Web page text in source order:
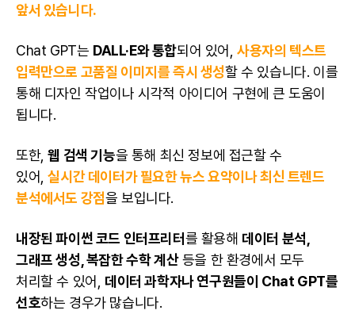
앞서 있습니다.
Chat GPT는 DALL·E와 통합되어 있어,사용자의 텍스트
입력만으로 고품질 이미지를 즉시 생성할 수 있습니다. 이를
통해 디자인 작업이나 시각적 아이디어 구현에 큰 도움이
됩니다.
또한,웹 검색 기능을 통해 최신 정보에 접근할 수
있어,실시간 데이터가 필요한 뉴스 요약이나 최신 트렌드
분석에서도 강점을 보입니다.
내장된 파이썬 코드 인터프리터를 활용해 데이터 분석,
그래프 생성, 복잡한 수학 계산등을 한 환경에서 모두
처리할 수 있어, 데이터 과학자나 연구원들이 Chat GPT를
선호하는 경우가 많습니다.